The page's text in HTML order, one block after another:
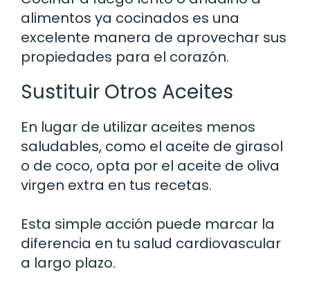
alimentos ya cocinados es una
excelente manera de aprovechar sus
propiedades para el corazón.
Sustituir Otros Aceites
En lugar de utilizar aceites menos
saludables, como el aceite de girasol
o de coco, opta por el aceite de oliva
virgen extra en tus recetas.
Esta simple acción puede marcar la
diferencia en tu salud cardiovascular
a largo plazo.